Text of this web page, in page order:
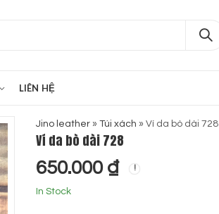
LIÊN HỆ
Jino leather » Túi xách » Ví da bò dài 728
Ví da bò dài 728
650.000 ₫
In Stock